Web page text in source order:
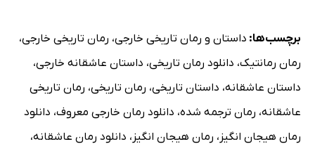
برچسب‌ها: داستان و رمان تاریخی خارجی، رمان تاریخی خارجی،
رمان رمانتیک، دانلود رمان تاریخی، داستان عاشقانه خارجی،
داستان عاشقانه، داستان تاریخی، رمان تاریخی، رمان تاریخی
عاشقانه، رمان ترجمه شده، دانلود رمان خارجی معروف، دانلود
رمان هیجان انگیز ، رمان هیجان انگیز ، دانلود رمان عاشقانه،